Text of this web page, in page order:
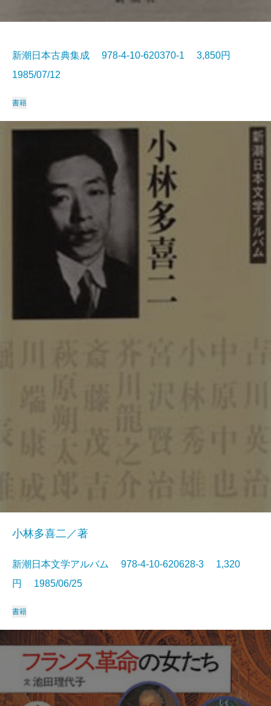
新潮日本古典集成 978-4-10-620370-1 3,850円
1985/07/12
書籍
小林多喜二／著
新潮日本文学アルバム 978-4-10-620628-3 1,320
円 1985/06/25
書籍